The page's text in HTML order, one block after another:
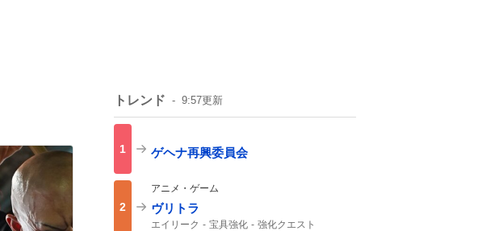
トレンド 9:57更新
1 ゲヘナ再興委員会
2
アニメ・ゲーム
ヴリトラ
エイリーク 宝具強化
強化クエスト